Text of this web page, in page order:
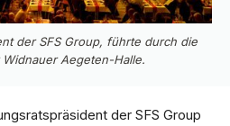
der SFS Group, führte durch die
Aegeten-Halle.
der SFS Group